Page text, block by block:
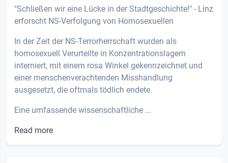
"Schließen wir eine Lücke in der Stadtgeschichte!" - Linz
erforscht NS-Verfolgung von Homosexuellen
In der Zeit der NS-Terrorherrschaft wurden als
homosexuell Verurteilte in Konzentrationslagern
interniert, mit einem rosa Winkel gekennzeichnet und
einer menschenverachtenden Misshandlung
ausgesetzt, die oftmals tödlich endete.
Eine umfassende wissenschaftliche ...
Read more